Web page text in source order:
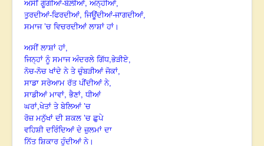
ਅਸੀਂ ਗੂੰਗੀਆਂ-ਬੋਲ਼ੀਆਂ, ਅੰਨ੍ਹੀਆਂ,
ਤੁਰਦੀਆਂ-ਫਿਰਦੀਆਂ, ਜਿਊਂਦੀਆਂ-ਜਾਗਦੀਆਂ,
ਸਮਾਜ ’ਚ ਵਿਚਰਦੀਆਂ ਲਾਸ਼ਾਂ ਹਾਂ ।
ਅਸੀਂ ਲਾਸ਼ਾਂ ਹਾਂ,
ਜਿਨ੍ਹਾਂ ਨੂੰ ਸਮਾਜ ਅੰਦਰਲੇ ਗਿੱਧ,ਭੇੜੀਏ,
ਨੋਚ-ਨੋਚ ਖਾਂਦੇ ਨੇ ਤੇ ਚੁੰਬੜੀਆਂ ਜੋਕਾਂ,
ਸਾਡਾ ਸਰੇਆਮ ਰੱਤ ਪੀਂਦੀਆਂ ਨੇ,
ਸਾਡੀਆਂ ਮਾਵਾਂ, ਭੈਣਾਂ, ਧੀਆਂ
ਘਰਾਂ,ਖੇਤਾਂ ਤੇ ਬੇਲਿਆਂ ’ਚ
ਰੋਜ਼ ਮਨੁੱਖਾਂ ਦੀ ਸ਼ਕਲ ’ਚ ਛੁਪੇ
ਵਹਿਸ਼ੀ ਦਰਿੰਦਿਆਂ ਦੇ ਜ਼ੁਲਮਾਂ ਦਾ
ਨਿੱਤ ਸ਼ਿਕਾਰ ਹੁੰਦੀਆਂ ਨੇ।